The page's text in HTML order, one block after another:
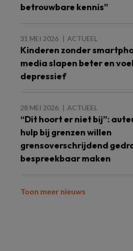
betrouwbare kennis”
31 MEI 2026 ACTUEEL
Kinderen zonder
media slapen beter en
depressief
28 MEI 2026 ACTUEEL
“Dit hoort er niet bij”:
hulp bij grenzen willen
grensoverschrijdend
bespreekbaar maken
Toon meer nieuws